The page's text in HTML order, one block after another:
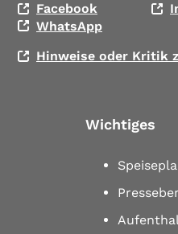
Facebook
WhatsApp
Hinweise oder Kritik
Wichtiges